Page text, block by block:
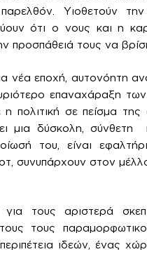
Υιοθετούν
ότι ο νους και η
προσπάθειά τους να
νέα εποχή, αυτονόητη
επαναχάραξη
πολιτική σε πείσμα
μια δύσκολη,
του, είναι
συνυπάρχουν στον
για τους αριστερά
τους
ιδεών, ένας